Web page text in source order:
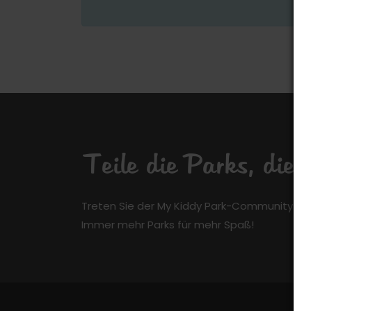
Teile die Parks, die du
Treten Sie der My Kiddy Park-Community kostenlos bei
Immer mehr Parks für mehr Spaß!